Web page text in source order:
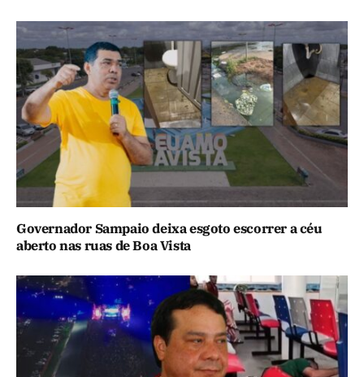
Governador Sampaio deixa esgoto escorrer a céu
aberto nas ruas de Boa Vista